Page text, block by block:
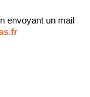
envoyant un mail